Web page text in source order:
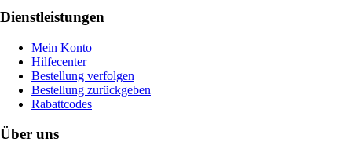
Dienstleistungen
Mein Konto
Hilfecenter
Bestellung verfolgen
Bestellung zurückgeben
Rabattcodes
Über uns